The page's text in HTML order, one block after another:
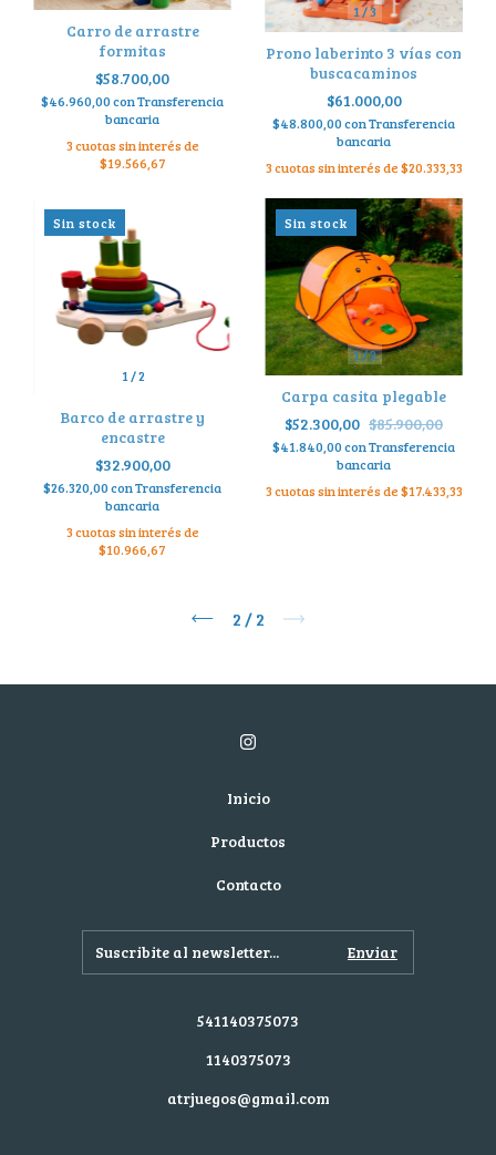
Carro de arrastre
formitas
$58.700,00
$46.960,00conTransferencia
bancaria
3cuotas sin interés de
$19.566,67
1/3
Prono laberinto 3 vías con
buscacaminos
$61.000,00
$48.800,00conTransferencia
bancaria
3cuotas sin interés de$20.333,33
1 /2
Sin stock
Barco de arrastre y
encastre
$32.900,00
$26.320,00conTransferencia
bancaria
3cuotas sin interés de
$10.966,67
1/2
Sin stock
Carpa casita plegable
$52.300,00 $85.900,00
$41.840,00conTransferencia
bancaria
3cuotas sin interés de$17.433,33
2/ 2
Inicio
Productos
Contacto
541140375073
1140375073
atrjuegos@gmail.com